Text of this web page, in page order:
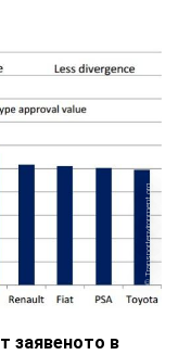
Transportenvironment.org
заявеното в